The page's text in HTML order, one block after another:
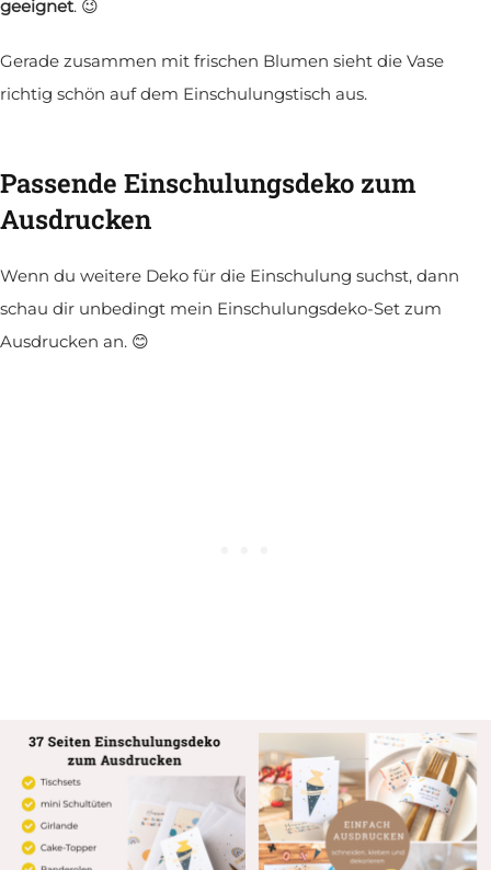
geeignet. 😉
Gerade zusammen mit frischen Blumen sieht die Vase
richtig schön auf dem Einschulungstisch aus.
Passende Einschulungsdeko zum
Ausdrucken
Wenn du weitere Deko für die Einschulung suchst, dann
schau dir unbedingt mein Einschulungsdeko-Set zum
Ausdrucken an. 😊